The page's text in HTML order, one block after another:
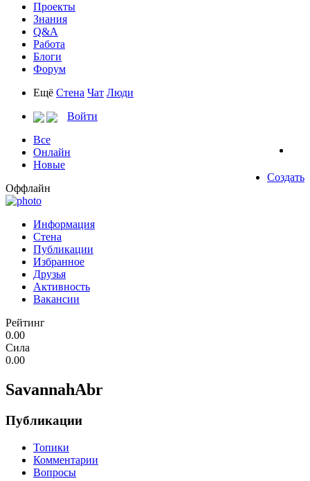
Проекты
Знания
Q&A
Работа
Блоги
Форум
Ещё Стена Чат Люди
Войти
Все
Онлайн
Новые
Создать
Оффлайн
Информация
Стена
Публикации
Избранное
Друзья
Активность
Вакансии
Рейтинг
0.00
Сила
0.00
SavannahAbr
Публикации
Топики
Комментарии
Вопросы